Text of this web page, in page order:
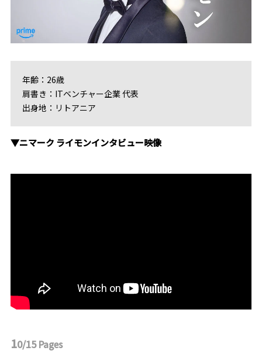
年齢：26歳
肩書き：ITベンチャー企業 代表
出身地：リトアニア
▼ニマーク ライモンインタビュー映像
10/15Pages